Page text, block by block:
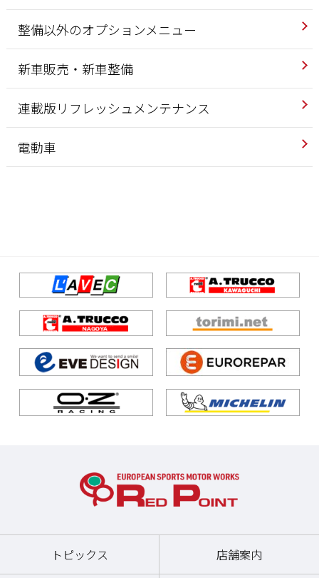
整備以外のオプションメニュー
新車販売・新車整備
連載版リフレッシュメンテナンス
電動車
トピックス 店舗案内